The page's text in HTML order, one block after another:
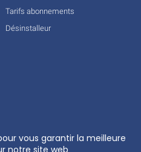
Tarifs abonnements
Désinstalleur